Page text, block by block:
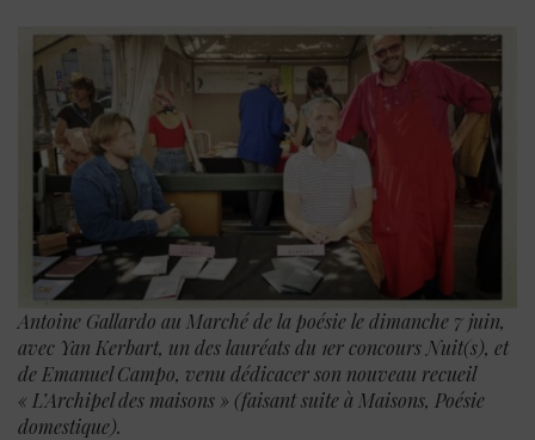
Antoine Gallardo au Marché de la poésie le dimanche 7 juin,
avec Yan Kerbart, un des lauréats du 1er concours Nuit(s), et
de Emanuel Campo, venu dédicacer son nouveau recueil
« L’Archipel des maisons » (faisant suite à Maisons, Poésie
domestique).